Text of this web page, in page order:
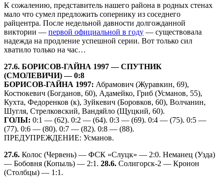
К сожалению, представитель нашего района в родных стенах
мало что сумел предложить сопернику из соседнего
райцентра. После недельной давности долгожданной
виктории — первой официальной в году — существовала
надежда на продление успешной серии. Вот только сил
хватило только на час…
27.6. БОРИСОВ-ГАЙНА 1997 — СПУТНИК
(СМОЛЕВИЧИ) — 0:8
БОРИСОВ-ГАЙНА 1997: Абрамович (Журавкин, 69),
Костюкевич (Богданов, 60), Адамейко, Гриб (Усманов, 55),
Кухта, Федоренков (к), Зуйкевич (Боровков, 60), Волчанин,
Шугля, Стрелковский, Вандяйло (Щуцкий, 60).
ГОЛЫ: 0:1 — (62). 0:2 — (64). 0:3 — (69). 0:4 — (75). 0:5 —
(77). 0:6 — (80). 0:7 — (82). 0:8 — (88).
ПРЕДУПРЕЖДЕНИЕ: Усманов.
27.6. Колос (Червень) — ФСК «Слуцк» — 2:0. Неманец (Узда)
— Бобовня (Копыль) — 2:1. 28.6. Солигорск-2 — Кронон
(Столбцы) — 1:1.